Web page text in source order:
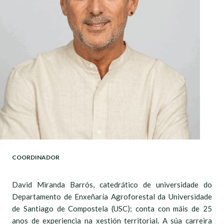
COORDINADOR
David Miranda Barrós, catedrático de universidade do
Departamento de Enxeñaría Agroforestal da Universidade
de Santiago de Compostela (USC); conta con máis de 25
anos de experiencia na xestión territorial. A súa carreira